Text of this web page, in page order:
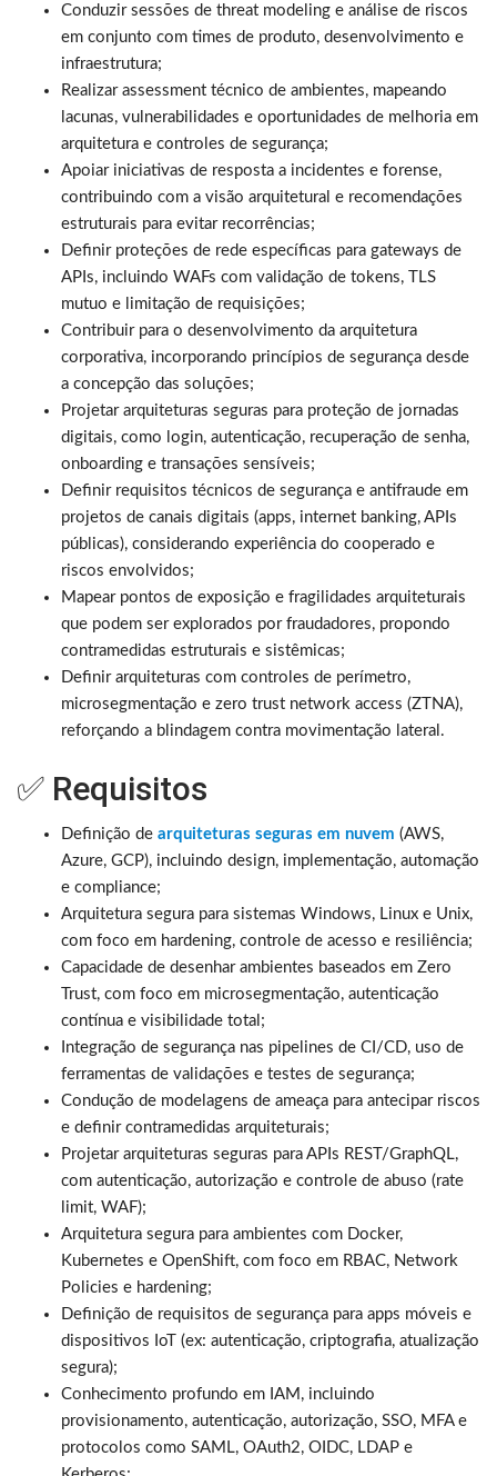
Conduzir sessões de threat modeling e análise de riscos
em conjunto com times de produto, desenvolvimento e
infraestrutura;
Realizar assessment técnico de ambientes, mapeando
lacunas, vulnerabilidades e oportunidades de melhoria em
arquitetura e controles de segurança;
Apoiar iniciativas de resposta a incidentes e forense,
contribuindo com a visão arquitetural e recomendações
estruturais para evitar recorrências;
Definir proteções de rede específicas para gateways de
APIs, incluindo WAFs com validação de tokens, TLS
mutuo e limitação de requisições;
Contribuir para o desenvolvimento da arquitetura
corporativa, incorporando princípios de segurança desde
a concepção das soluções;
Projetar arquiteturas seguras para proteção de jornadas
digitais, como login, autenticação, recuperação de senha,
onboarding e transações sensíveis;
Definir requisitos técnicos de segurança e antifraude em
projetos de canais digitais (apps, internet banking, APIs
públicas), considerando experiência do cooperado e
riscos envolvidos;
Mapear pontos de exposição e fragilidades arquiteturais
que podem ser explorados por fraudadores, propondo
contramedidas estruturais e sistêmicas;
Definir arquiteturas com controles de perímetro,
microsegmentação e zero trust network access (ZTNA),
reforçando a blindagem contra movimentação lateral.
✅ Requisitos
Definição de arquiteturas seguras em nuvem (AWS,
Azure, GCP), incluindo design, implementação, automação
e compliance;
Arquitetura segura para sistemas Windows, Linux e Unix,
com foco em hardening, controle de acesso e resiliência;
Capacidade de desenhar ambientes baseados em Zero
Trust, com foco em microsegmentação, autenticação
contínua e visibilidade total;
Integração de segurança nas pipelines de CI/CD, uso de
ferramentas de validações e testes de segurança;
Condução de modelagens de ameaça para antecipar riscos
e definir contramedidas arquiteturais;
Projetar arquiteturas seguras para APIs REST/GraphQL,
com autenticação, autorização e controle de abuso (rate
limit, WAF);
Arquitetura segura para ambientes com Docker,
Kubernetes e OpenShift, com foco em RBAC, Network
Policies e hardening;
Definição de requisitos de segurança para apps móveis e
dispositivos IoT (ex: autenticação, criptografia, atualização
segura);
Conhecimento profundo em IAM, incluindo
provisionamento, autenticação, autorização, SSO, MFA e
protocolos como SAML, OAuth2, OIDC, LDAP e